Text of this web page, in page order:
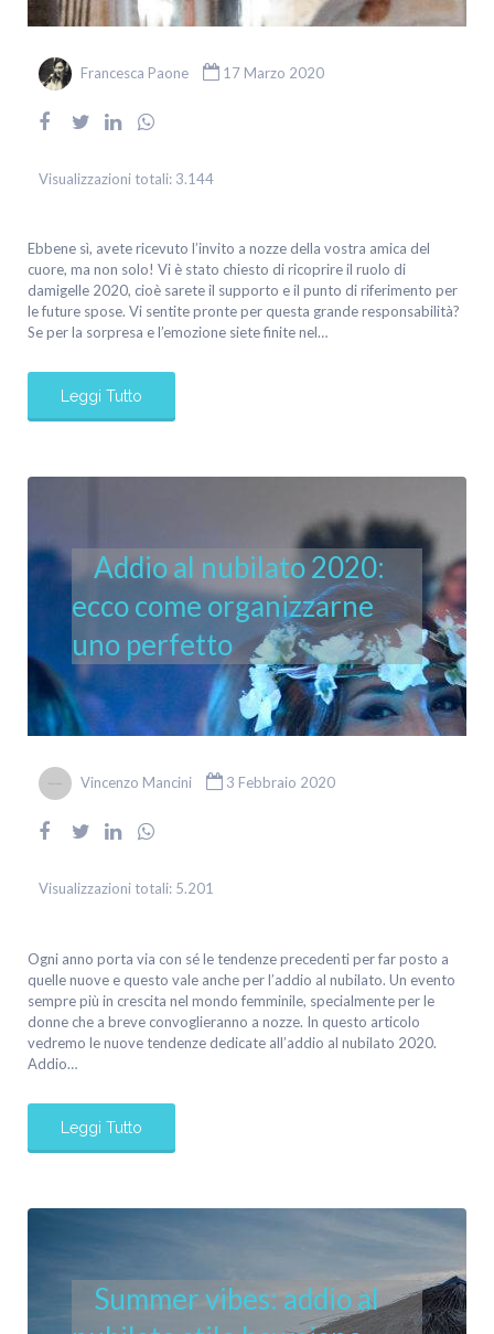
Francesca Paone 17 Marzo 2020
Visualizzazioni totali: 3.144
Ebbene sì, avete ricevuto l’invito a nozze della vostra amica del
cuore, ma non solo! Vi è stato chiesto di ricoprire il ruolo di
damigelle 2020, cioè sarete il supporto e il punto di riferimento per
le future spose. Vi sentite pronte per questa grande responsabilità?
Se per la sorpresa e l’emozione siete finite nel…
Leggi Tutto
Addio al nubilato 2020:
ecco come organizzarne
uno perfetto
Vincenzo Mancini 3 Febbraio 2020
Visualizzazioni totali: 5.201
Ogni anno porta via con sé le tendenze precedenti per far posto a
quelle nuove e questo vale anche per l’addio al nubilato. Un evento
sempre più in crescita nel mondo femminile, specialmente per le
donne che a breve convoglieranno a nozze. In questo articolo
vedremo le nuove tendenze dedicate all’addio al nubilato 2020.
Addio…
Leggi Tutto
Summer vibes: addio al